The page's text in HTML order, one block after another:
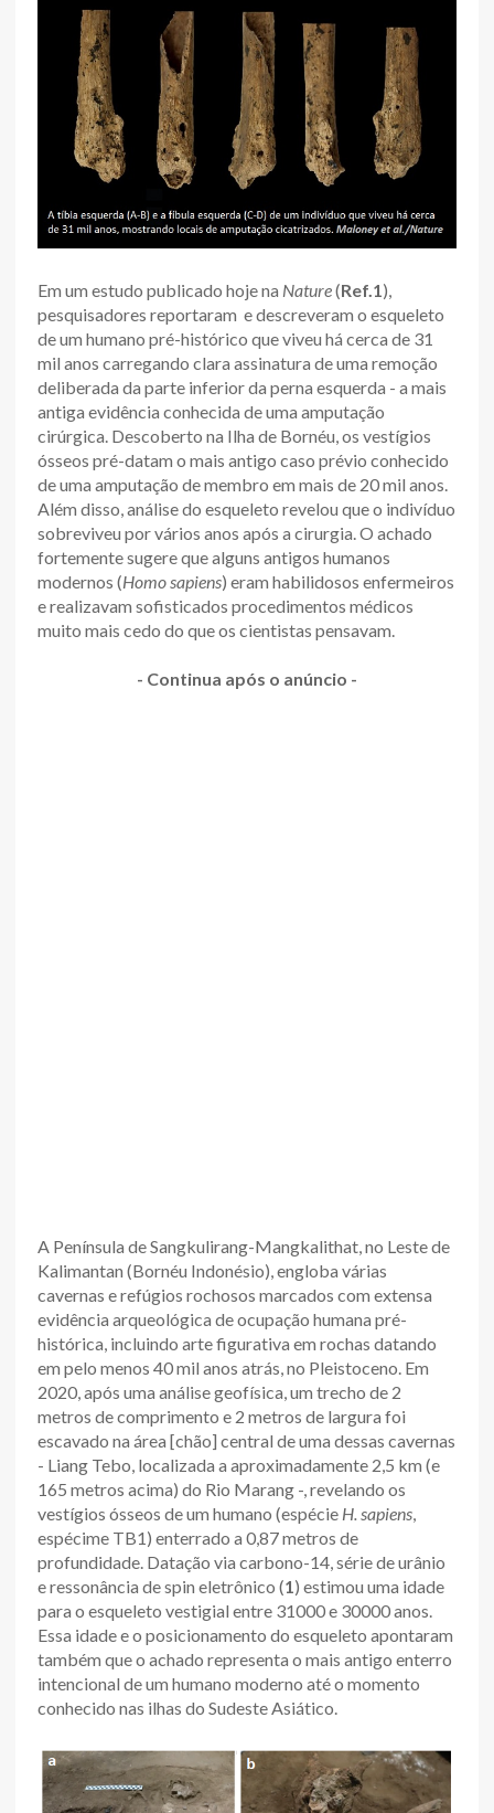
Em um estudo publicado hoje na Nature(Ref.1),
pesquisadores reportaram e descreveram o esqueleto
de um humano pré-histórico que viveu há cerca de 31
mil anos carregando clara assinatura de uma remoção
deliberada da parte inferior da perna esquerda - a mais
antiga evidência conhecida de uma amputação
cirúrgica. Descoberto na Ilha de Bornéu, os vestígios
ósseos pré-datam o mais antigo caso prévio conhecido
de uma amputação de membro em mais de 20 mil anos.
Além disso, análise do esqueleto revelou que o indivíduo
sobreviveu por vários anos após a cirurgia. O achado
fortemente sugere que alguns antigos humanos
modernos (Homo sapiens) eram habilidosos enfermeiros
e realizavam sofisticados procedimentos médicos
muito mais cedo do que os cientistas pensavam.
- Continua após o anúncio -
A Península de Sangkulirang-Mangkalithat, no Leste de
Kalimantan (Bornéu Indonésio), engloba várias
cavernas e refúgios rochosos marcados com extensa
evidência arqueológica de ocupação humana pré-
histórica, incluindo arte figurativa em rochas datando
em pelo menos 40 mil anos atrás, no Pleistoceno. Em
2020, após uma análise geofísica, um trecho de 2
metros de comprimento e 2 metros de largura foi
escavado na área [chão] central de uma dessas cavernas
- Liang Tebo, localizada a aproximadamente 2,5 km (e
165 metros acima) do Rio Marang -, revelando os
vestígios ósseos de um humano (espécie H. sapiens,
espécime TB1) enterrado a 0,87 metros de
profundidade. Datação via carbono-14, série de urânio
e ressonância de spin eletrônico (1) estimou uma idade
para o esqueleto vestigial entre 31000 e 30000 anos.
Essa idade e o posicionamento do esqueleto apontaram
também que o achado representa o mais antigo enterro
intencional de um humano moderno até o momento
conhecido nas ilhas do Sudeste Asiático.